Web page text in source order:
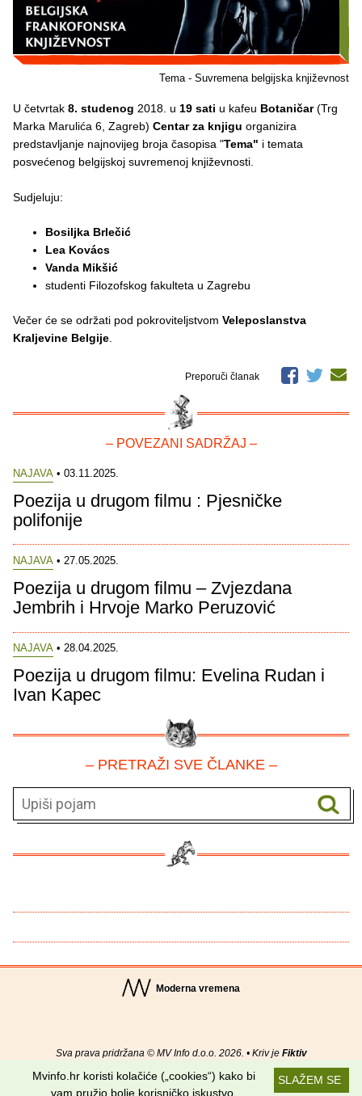
Tema - Suvremena belgijska književnost
U četvrtak 8. studenog 2018. u 19 sati u kafeu Botaničar(Trg
Marka Marulića 6, Zagreb) Centar za knjigu organizira
predstavljanje najnovijeg broja časopisa "Tema" i temata
posvećenog belgijskoj suvremenoj književnosti.
Sudjeluju:
Bosiljka Brlečić
Lea Kovács
Vanda Mikšić
studenti Filozofskog fakulteta u Zagrebu
Večer će se održati pod pokroviteljstvom Veleposlanstva
Kraljevine Belgije
Preporuči članak
– POVEZANI SADRŽAJ –
NAJAVA • 03.11.2025.
Poezija u drugom filmu : Pjesničke
polifonije
NAJAVA • 27.05.2025.
Poezija u drugom filmu – Zvjezdana
Jembrih i Hrvoje Marko Peruzović
NAJAVA • 28.04.2025.
Poezija u drugom filmu: Evelina Rudan i
Ivan Kapec
– PRETRAŽI SVE ČLANKE –
Moderna vremena
Sva prava pridržana © MV Info d.o.o. 2026. • Kriv je Fiktiv
O nama• Pomoć•Uvjeti korištenja•RSS kanaliSLAŽEM SE
Mvinfo.hr koristi kolačiće („cookies“) kako bi
vam pružio bolje korisničko iskustvo.